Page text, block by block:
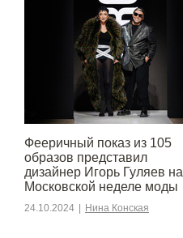
Фееричный показ из 105
образов представил
дизайнер Игорь Гуляев на
Московской неделе моды
24.10.2024 Нина Конская